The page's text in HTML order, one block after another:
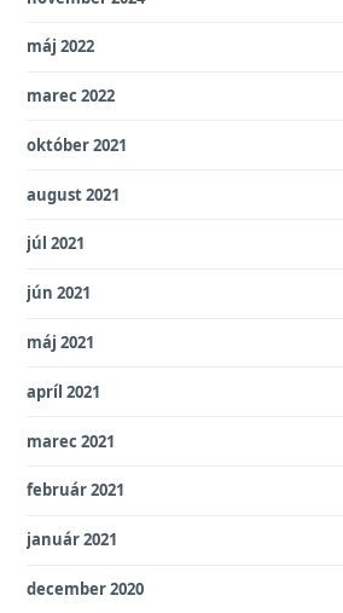
máj 2022
marec 2022
október 2021
august 2021
júl 2021
jún 2021
máj 2021
apríl 2021
marec 2021
február 2021
január 2021
december 2020